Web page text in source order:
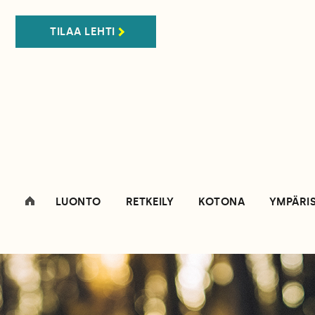
TILAA LEHTI
LUONTO RETKEILY KOTONA